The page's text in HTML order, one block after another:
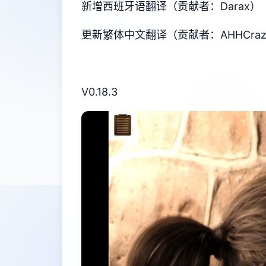
新增西班牙语翻译（贡献者：Darax）
更新繁体中文翻译（贡献者：
V0.18.3